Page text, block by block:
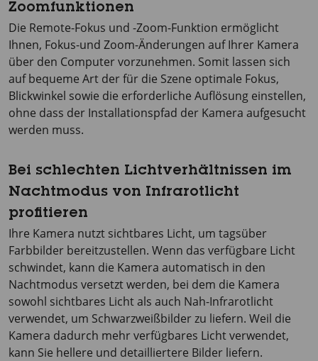
Zoomfunktionen
Die Remote-Fokus und -Zoom-Funktion ermöglicht
Ihnen, Fokus-und Zoom-Änderungen auf Ihrer Kamera
über den Computer vorzunehmen. Somit lassen sich
auf bequeme Art der für die Szene optimale Fokus,
Blickwinkel sowie die erforderliche Auflösung einstellen,
ohne dass der Installationspfad der Kamera aufgesucht
werden muss.
Bei schlechten Lichtverhältnissen im
Nachtmodus von Infrarotlicht
profitieren
Ihre Kamera nutzt sichtbares Licht, um tagsüber
Farbbilder bereitzustellen. Wenn das verfügbare Licht
schwindet, kann die Kamera automatisch in den
Nachtmodus versetzt werden, bei dem die Kamera
sowohl sichtbares Licht als auch Nah-Infrarotlicht
verwendet, um Schwarzweißbilder zu liefern. Weil die
Kamera dadurch mehr verfügbares Licht verwendet,
kann Sie hellere und detailliertere Bilder liefern.